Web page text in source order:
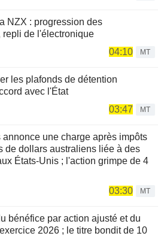
NZX : progression des
de l'électronique
04:10
MT
les plafonds de détention
avec l'État
03:47
MT
une charge après impôts
de dollars australiens liée à des
États-Unis ; l'action grimpe de 4
03:30
MT
bénéfice par action ajusté et du
2026 ; le titre bondit de 10